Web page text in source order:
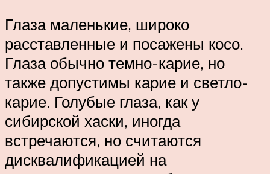
Глаза маленькие, широко
расставленные и посажены косо.
Глаза обычно темно-карие, но
также допустимы карие и светло-
карие. Голубые глаза, как у
сибирской хаски, иногда
встречаются, но считаются
дисквалификацией на